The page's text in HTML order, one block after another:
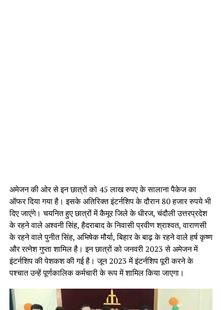
अमेजन की ओर से इन छात्रों को 45 लाख रुपए के सालाना पैकेज का
ऑफर दिया गया है। इसके अतिरिक्त इंटर्नशिप के दौरान 80 हजार रुपये भी
दिए जाएंगे। चयनित हुए छात्रों में कैमूर जिले के धीरज, चंदौली उत्तरप्रदेश
के रहने वाले अश्वनी सिंह, हैदराबाद के निवासी प्रवीण श्राश्वत, वाराणसी
के रहने वाले पुनीत सिंह, अभिषेक मौर्या, बिहार के बाढ़ के रहने वाले हर्ष कृष्ण
और रत्नेश गुप्ता शामिल है। इन छात्रों को जनवरी 2023 से अमेजन में
इंटर्नशिप की पेशकश की गई है। जून 2023 में इंटर्नशिप पूरी करने के
पश्चात उन्हें पूर्णकालिक कर्मचारी के रूप में शामिल किया जाएगा।